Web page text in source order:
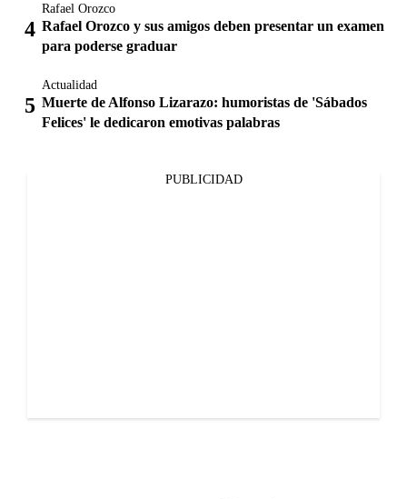
Rafael Orozco
Rafael Orozco y sus amigos deben presentar un examen
para poderse graduar
Actualidad
Muerte de Alfonso Lizarazo: humoristas de 'Sábados
Felices' le dedicaron emotivas palabras
PUBLICIDAD